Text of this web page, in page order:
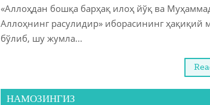
«Аллоҳдан бошқа барҳақ илоҳ йўқ ва
Аллоҳнинг расулидир» иборасининг ҳақиқий
бўлиб, шу жумла...
НАМОЗИНГИЗ